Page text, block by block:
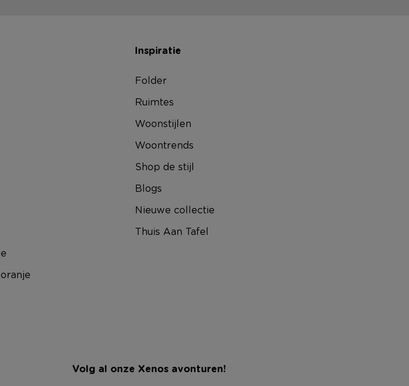
Inspiratie
Folder
Ruimtes
Woonstijlen
Woontrends
Shop de stijl
Blogs
Nieuwe collectie
Thuis Aan Tafel
Volg al onze Xenos avonturen!